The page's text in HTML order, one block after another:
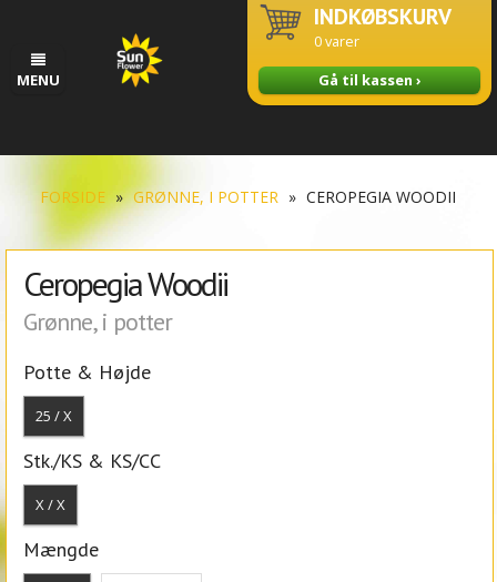
MENU
INDKØBSKURV
0varer
Gå til kassen ›
FORSIDE » GRØNNE, I POTTER » CEROPEGIA WOODII
Ceropegia Woodii
Grønne, i potter
Potte & Højde
25 / X
Stk./KS & KS/CC
X / X
Mængde